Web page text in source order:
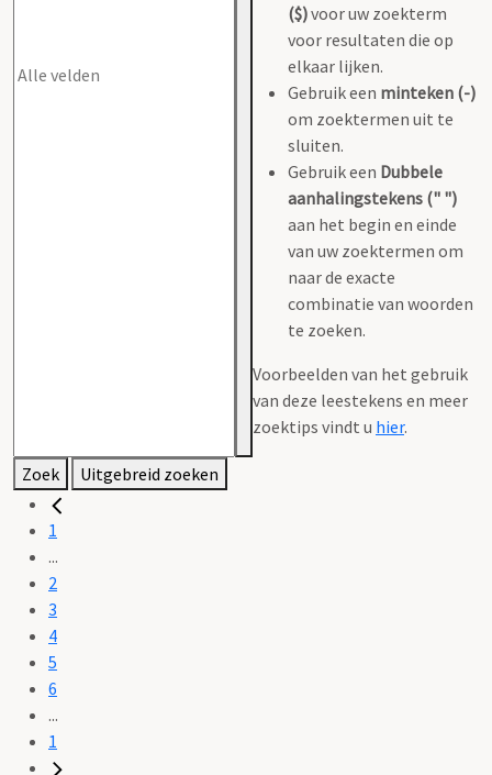
($)voor uw zoekterm
voor resultaten die op
elkaar lijken.
Gebruik een minteken (-)
om zoektermen uit te
sluiten.
Gebruik een Dubbele
aanhalingstekens (" ")
aan het begin en einde
van uw zoektermen om
naar de exacte
combinatie van woorden
te zoeken.
Voorbeelden van het gebruik
van deze leestekens en meer
zoektips vindt u hier.
Zoek Uitgebreid zoeken
1
...
2
3
4
5
6
...
1